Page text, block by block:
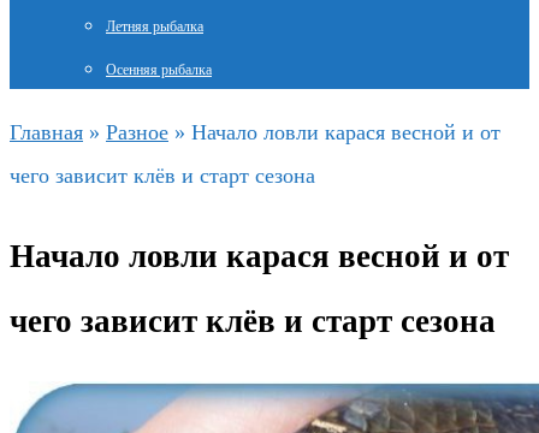
Летняя рыбалка
Осенняя рыбалка
Главная » Разное » Начало ловли карася весной и от
чего зависит клёв и старт сезона
Начало ловли карася весной и от
чего зависит клёв и старт сезона